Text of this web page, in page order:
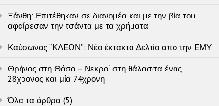
Ξάνθη: Επιτέθηκαν σε διανομέα και με την βία του
αφαίρεσαν την τσάντα με τα χρήματα
Καύσωνας “ΚΛΕΩΝ”: Νέο έκτακτο Δελτίο απο την ΕΜΥ
Θρήνος στη Θάσο – Νεκροί στη θάλασσα ένας
28χρονος και μία 74χρονη
Όλα τα άρθρα (5)